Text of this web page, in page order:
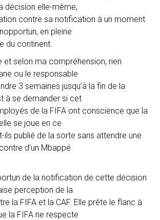
décision elle-même,
contre sa notification à un moment
en pleine
du continent.
et selon ma compréhension, rien
ou le responsable
3 semaines jusqu’à la fin de la
à se demander si cet
de la FIFA ont conscience que la
se joue en ce
ils publié de la sorte sans attendre une
d’un Mbappé
de la notification de cette décision
perception de la
la FIFA et la CAF. Elle prête le flanc à
la FIFA ne respecte